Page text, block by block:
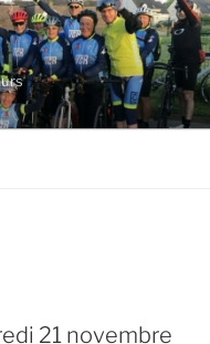
21 novembre